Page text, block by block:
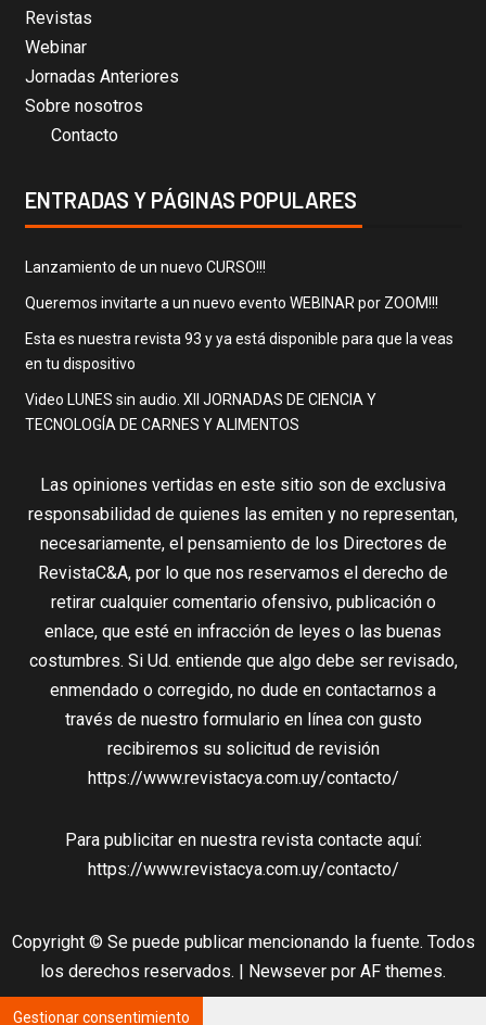
Revistas
Webinar
Jornadas Anteriores
Sobre nosotros
Contacto
ENTRADAS Y PÁGINAS POPULARES
Lanzamiento de un nuevo CURSO!!!
Queremos invitarte a un nuevo evento WEBINAR por ZOOM!!!
Esta es nuestra revista 93 y ya está disponible para que la veas
en tu dispositivo
Video LUNES sin audio. XII JORNADAS DE CIENCIA Y
TECNOLOGÍA DE CARNES Y ALIMENTOS
Las opiniones vertidas en este sitio son de exclusiva
responsabilidad de quienes las emiten y no representan,
necesariamente, el pensamiento de los Directores de
RevistaC&A, por lo que nos reservamos el derecho de
retirar cualquier comentario ofensivo, publicación o
enlace, que esté en infracción de leyes o las buenas
costumbres. Si Ud. entiende que algo debe ser revisado,
enmendado o corregido, no dude en contactarnos a
través de nuestro formulario en línea con gusto
recibiremos su solicitud de revisión
https://www.revistacya.com.uy/contacto/
Para publicitar en nuestra revista contacte aquí:
https://www.revistacya.com.uy/contacto/
Copyright © Se puede publicar mencionando la fuente. Todos
los derechos reservados. | Newsever por AF themes.
Gestionar consentimiento